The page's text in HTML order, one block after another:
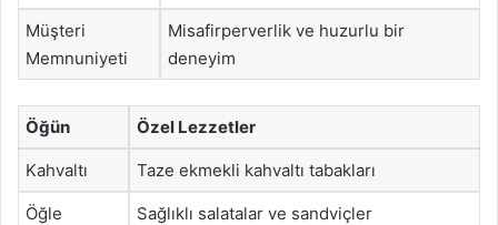
Müşteri
Memnuniyeti
Misafirperverlik ve huzurlu bir
deneyim
Öğün Özel Lezzetler
Kahvaltı Taze ekmekli kahvaltı tabakları
Öğle Sağlıklı salatalar ve sandviçler